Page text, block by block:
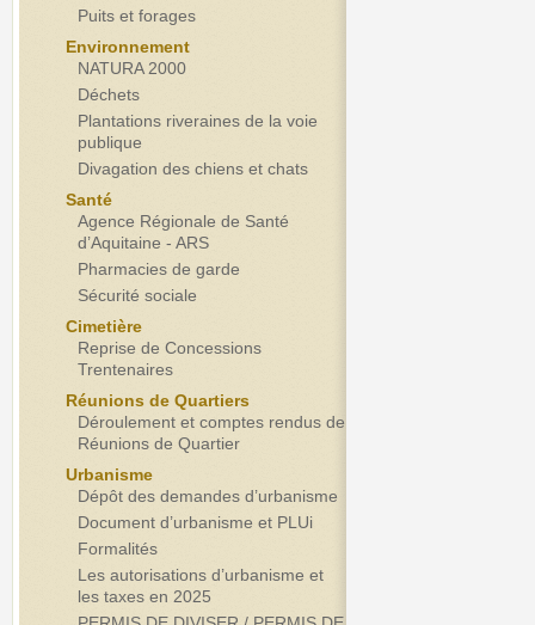
Puits et forages
Environnement
NATURA 2000
Déchets
Plantations riveraines de la voie
publique
Divagation des chiens et chats
Santé
Agence Régionale de Santé
d’Aquitaine - ARS
Pharmacies de garde
Sécurité sociale
Cimetière
Reprise de Concessions
Trentenaires
Réunions de Quartiers
Déroulement et comptes rendus de
Réunions de Quartier
Urbanisme
Dépôt des demandes d’urbanisme
Document d’urbanisme et PLUi
Formalités
Les autorisations d’urbanisme et
les taxes en 2025